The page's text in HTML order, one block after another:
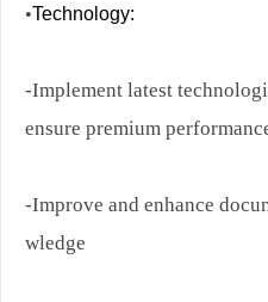
•Technology:
-Implement latest
ensure premium
-Improve and enhance
wledge